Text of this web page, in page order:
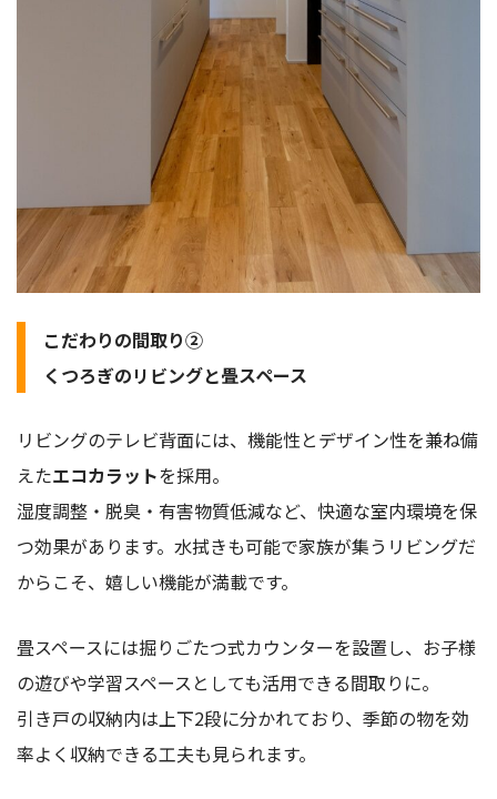
こだわりの間取り②
くつろぎのリビングと畳スペース
リビングのテレビ背面には、機能性とデザイン性を兼ね備
えたエコカラットを採用。
湿度調整・脱臭・有害物質低減など、快適な室内環境を保
つ効果があります。水拭きも可能で家族が集うリビングだ
からこそ、嬉しい機能が満載です。
畳スペースには掘りごたつ式カウンターを設置し、お子様
の遊びや学習スペースとしても活用できる間取りに。
引き戸の収納内は上下2段に分かれており、季節の物を効
率よく収納できる工夫も見られます。